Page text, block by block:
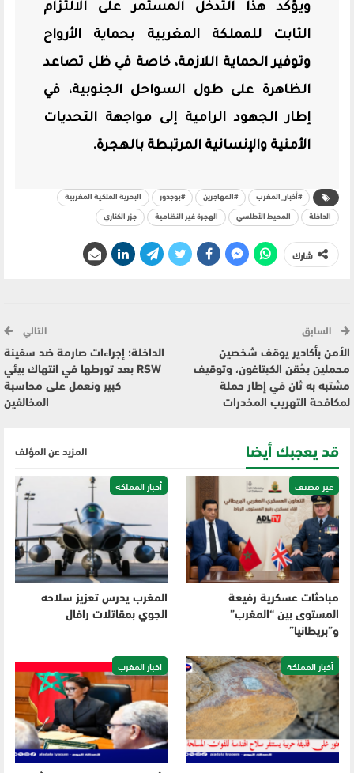
ويؤكد هذا التدخل المستمر على الالتزام
الثابت للمملكة المغربية بحماية الأرواح
وتوفير الحماية اللازمة، خاصة في ظل تصاعد
الظاهرة على طول السواحل الجنوبية، في
إطار الجهود الرامية إلى مواجهة التحديات
الأمنية والإنسانية المرتبطة بالهجرة.
#أخبار_المغرب #المهاجرين #بوجدور البحرية الملكية المغربية
الداخلة المحيط الأطلسي الهجرة غير النظامية جزر الكناري
شارك
السابق
الأمن بأكادير يوقف شخصين
محملين بحُقن الكبتاغون، وتوقيف
مشتبه به ثان في إطار حملة
لمكافحة التهريب المخدرات
التالي
الداخلة: إجراءات صارمة ضد سفينة
RSW بعد تورطها في انتهاك بيئي
كبير ونعمل على محاسبة
المخالفين
قد يعجبك أيضا المزيد عن المؤلف
غير مصنف
مباحثات عسكرية رفيعة
المستوى بين “المغرب”
و”بريطانيا”
أخبار المملكة
المغرب يدرس تعزيز سلاحه
الجوي بمقاتلات رافال
أخبار المملكة اخبار المغرب